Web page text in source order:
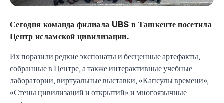
Сегодня команда филиала UBS в Ташкенте посетила
Центр исламской цивилизации.
Их поразили редкие экспонаты и бесценные артефакты,
собранные в Центре, а также интерактивные учебные
лаборатории, виртуальные выставки, «Капсулы времени»,
«Стены цивилизаций и открытий» и многоязычные